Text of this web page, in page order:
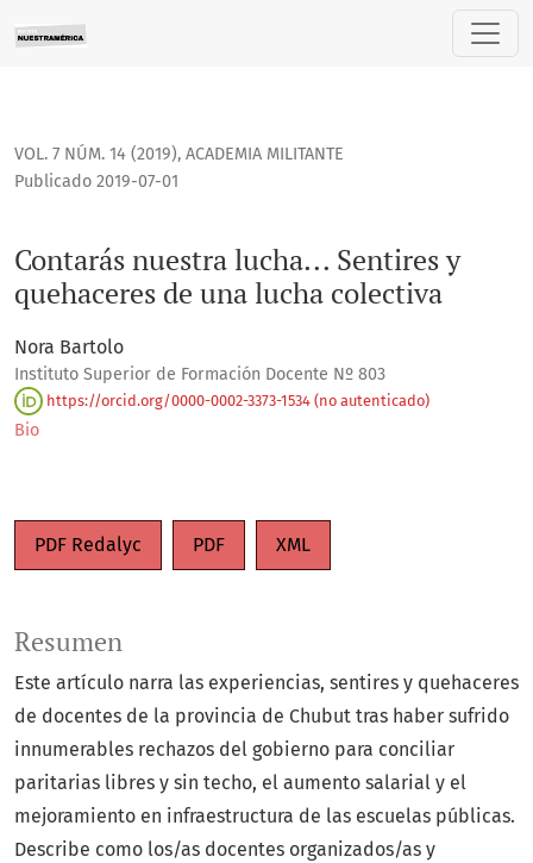
Contarás nuestra lucha... Sentires y quehaceres de una
VOL. 7 NÚM. 14 (2019), ACADEMIA MILITANTE
Contarás nuestra lucha... Sentires y
quehaceres de una lucha colectiva
Publicado 2019-07-01
Nora Bartolo
Instituto Superior de Formación Docente Nº 803
https://orcid.org/0000-0002-3373-1534 (no autenticado)
Bio
PDF Redalyc PDF XML
Resumen
Este artículo narra las experiencias, sentires y quehaceres
de docentes de la provincia de Chubut tras haber sufrido
innumerables rechazos del gobierno para conciliar
paritarias libres y sin techo, el aumento salarial y el
mejoramiento en infraestructura de las escuelas públicas.
Describe como los/as docentes organizados/as y